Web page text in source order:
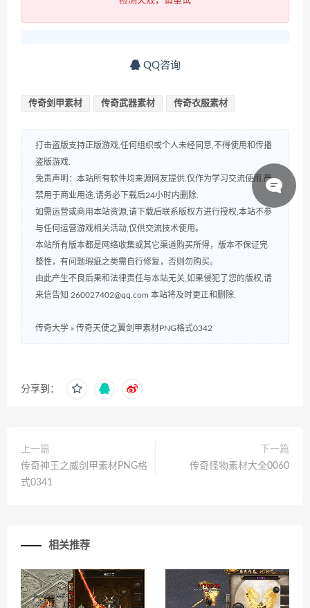
QQ咨询
传奇剑甲素材 传奇武器素材 传奇衣服素材
打击盗版支持正版游戏,任何组织或个人未经同意,不得使用和传播
盗版游戏.
免责声明：本站所有软件均来源网友提供.仅作为学习交流使用.严
禁用于商业用途.请务必下载后24小时内删除.
如需运营或商用本站资源,请下载后联系版权方进行授权,本站不参
与任何运营游戏相关活动,仅供交流技术使用。
本站所有版本都是网络收集或其它渠道购买所得，版本不保证完
整性，有问题瑕疵之类需自行修复，否则勿购买。
由此产生不良后果和法律责任与本站无关,如果侵犯了您的版权,请
来信告知 260027402@qq.com 本站将及时更正和删除.
传奇大学 » 传奇天使之翼剑甲素材PNG格式0342
分享到：
上一篇
传奇神王之威剑甲素材PNG格
式0341
下一篇
传奇怪物素材大全0060
相关推荐